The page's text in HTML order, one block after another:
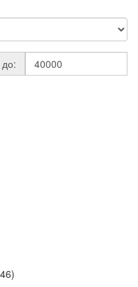
до: